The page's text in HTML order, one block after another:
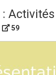
Activités
59